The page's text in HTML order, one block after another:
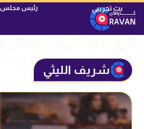
رئيس مجلس
شريف الليثي